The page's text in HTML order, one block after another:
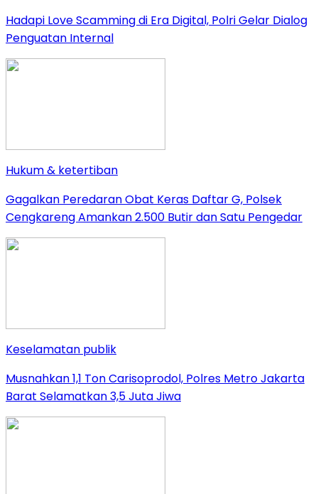
Hadapi Love Scamming di Era Digital, Polri Gelar Dialog
Penguatan Internal
Hukum & ketertiban
Gagalkan Peredaran Obat Keras Daftar G, Polsek
Cengkareng Amankan 2.500 Butir dan Satu Pengedar
Keselamatan publik
Musnahkan 1,1 Ton Carisoprodol, Polres Metro Jakarta
Barat Selamatkan 3,5 Juta Jiwa